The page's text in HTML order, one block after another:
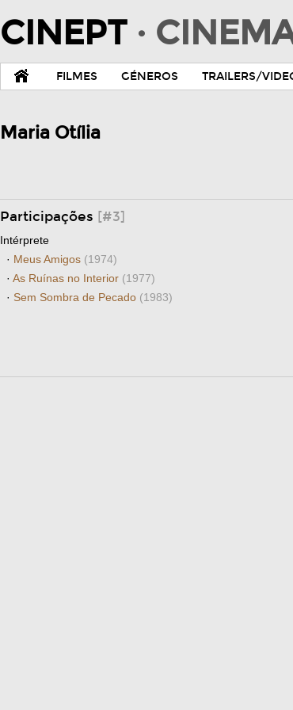
CINEPT ·
FILMES GÉNEROS TRAILERS/
Maria Otília
Participações [#3]
Intérprete
· Meus Amigos (1974)
· As Ruínas no Interior (1977)
· Sem Sombra de Pecado (1983)